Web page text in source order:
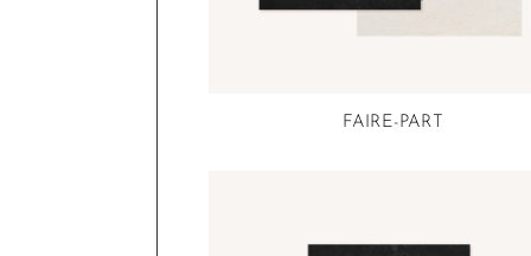
FAIRE-PART